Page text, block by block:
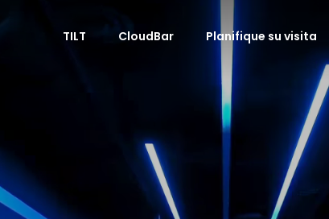
TILT CloudBar Planifique su visita